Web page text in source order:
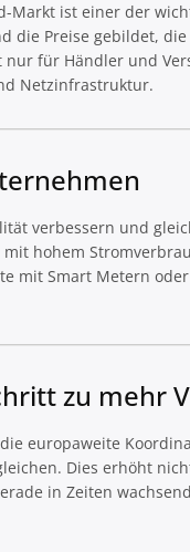
Markt ist einer der
die Preise gebildet,
für Händler und
Netzinfrastruktur.
verbessern und
hohem
mit Smart Metern
zu mehr
europaweite
Dies erhöht
in Zeiten